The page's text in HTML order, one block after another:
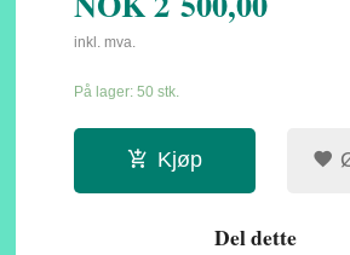
inkl. mva.
På lager: 50 stk.
Kjøp
Del dette